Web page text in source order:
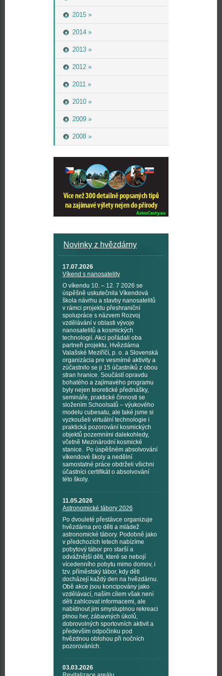
2015 »
2014 »
2013 »
2012 »
2011 »
2010 »
2009 »
2008 »
Novinky z hvězdárny
17.07.2026
Víkend s nanosatelity
O víkendu 10. – 12. 7 2026 se
úspěšně uskutečnila Víkendová
škola návrhu a stavby nanosatelitů
v rámci projektu přeshraniční
spolupráce s názvem Rozvoj
vzdělávání v oblasti vývoje
nanosatelitů a kosmických
technologií. Akci pořádali oba
partneři projektu, Hvězdárna
Valašské Meziříčí, p. o. a Slovenská
organizácia pre vesmírné aktivity a
zúčastnilo se ji 15 účastníků z obou
stran hranice. Součástí opravdu
bohatého a zajímavého programu
byly nejen teoretické přednášky,
semináře, praktické činnosti se
složením Schoolsatů – výukového
modelu cubesatu, ale také jsme si
vyzkoušeli virtuální technologie i
praktická pozorování kosmických
objektů pozemními dalekohledy,
včetně Mezinárodní kosmické
stanice. Po úspěšném absolvování
víkendové školy a nedělní
samostatné práce obdrželi všichni
účastníci certifikát o absolvování
této školy.
11.05.2026
Astronomické tábory 2026
Po dvouleté přestávce organizuje
hvězdárna pro děti a mládež
astronomické tábory. Podobně jako
v předchozích letech nabízíme
pobytový tábor pro starší a
odvážnější děti, které se nebojí
vícedenního pobytu mimo domov, i
tzv. příměstský tábor, kdy děti
docházejí každý den na hvězdárnu.
Obě akce jsou koncipovány jako
vzdělávací, naším cílem však není
děti zahlcovat informacemi, ale
nabídnout jim smysluplnou rekreaci
plnou her, zábavných úkolů,
dobrovolných sportovních aktivit a
především odpočinku pod
hvězdnou oblohou při nočních
pozorováních.
03.03.2026